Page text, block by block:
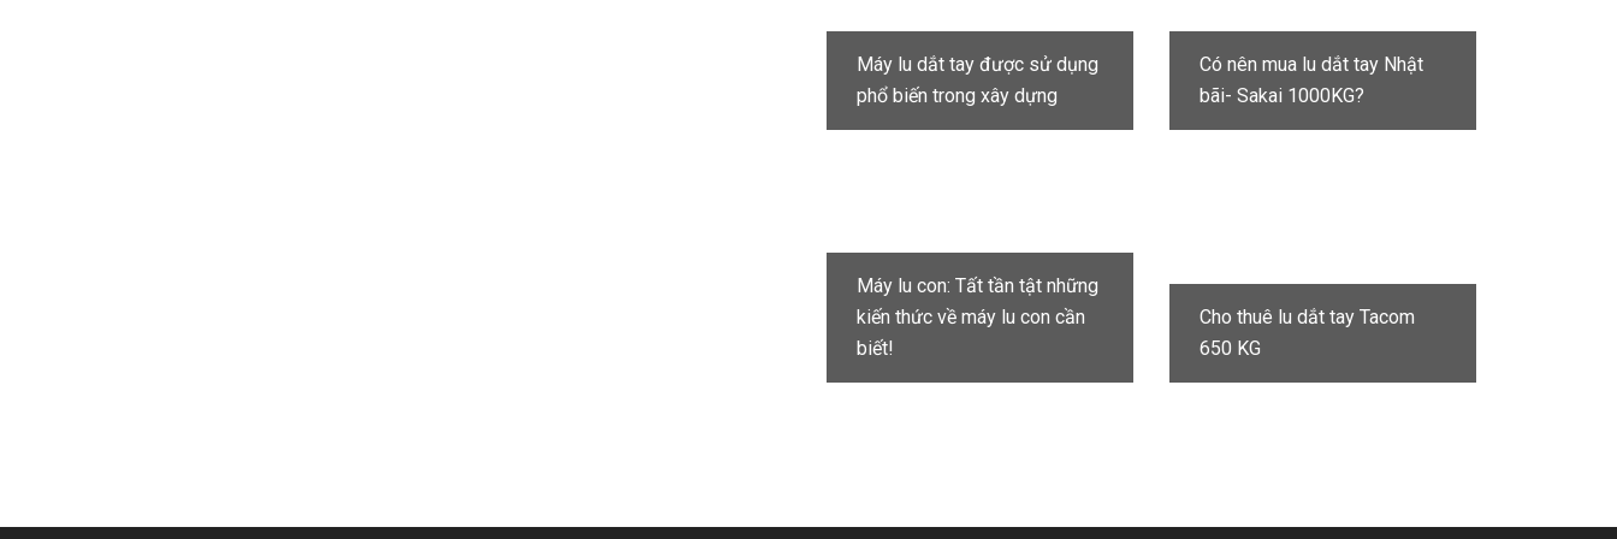
Máy lu dắt tay được sử dụng
phổ biến trong xây dựng
Có nên mua lu dắt tay Nhật
bãi- Sakai 1000KG?
Máy lu con: Tất tần tật những
kiến thức về máy lu con cần
biết!
Cho thuê lu dắt tay Tacom
650 KG